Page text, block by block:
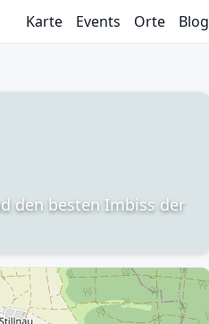
Karte Events Orte Blog
den besten Imbiss der